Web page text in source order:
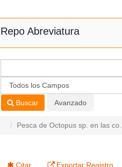
Repo Abreviatura
Buscar Avanzado
Pesca de Octopus sp. en las co...
Citar Exportar Registro